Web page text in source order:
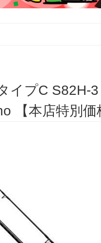
イプC S82H-
【本店特別価